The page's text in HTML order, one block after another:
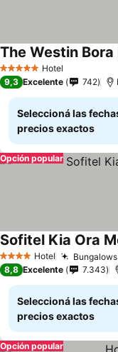
5 Estrellas Hotel
The Westin Bora
9,3 Excelente 742
Seleccioná las
precios exactos
Opción popular
4 EstrellasHotel
Sofitel Kia Ora
8,8 Excelente 7.343
Seleccioná las
precios exactos
Opción popular